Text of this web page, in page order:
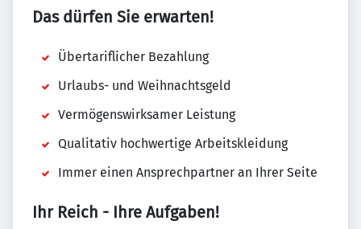
Das dürfen Sie erwarten!
Übertariflicher Bezahlung
Urlaubs- und Weihnachtsgeld
Vermögenswirksamer Leistung
Qualitativ hochwertige Arbeitskleidung
Immer einen Ansprechpartner an Ihrer Seite
Ihr Reich - Ihre Aufgaben!